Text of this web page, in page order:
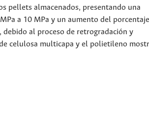
pellets almacenados, presentando una
a 10 MPa y un aumento del
al proceso de retrogradación y
celulosa multicapa y el polietileno